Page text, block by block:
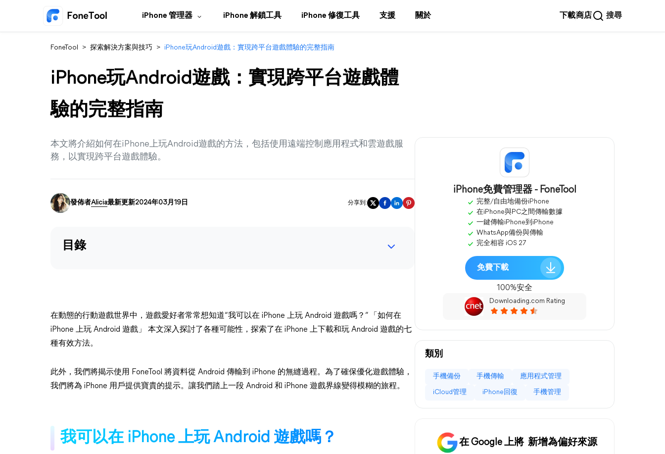
iPhone 管理器 iPhone 解鎖工具 iPhone 修復工具 支援 關於 下載商店 搜尋
FoneTool > 探索解決方案與技巧 > iPhone玩Android遊戲：實現跨平台遊戲體驗的完整指南
iPhone玩Android遊戲：實現跨平台遊戲體
驗的完整指南
本文將介紹如何在iPhone上玩Android遊戲的方法，包括使用遠端控制應用程式和雲遊戲服
務，以實現跨平台遊戲體驗。
發佈者Alicia最新更新2024年03月19日 分享到:
目錄
在動態的行動遊戲世界中，遊戲愛好者常常想知道“我可以在 iPhone 上玩 Android 遊戲嗎？” 「如何在
iPhone 上玩 Android 遊戲」 本文深入探討了各種可能性，探索了在 iPhone 上下載和玩 Android 遊戲的七
種有效方法。
此外，我們將揭示使用 FoneTool 將資料從 Android 傳輸到 iPhone 的無縫過程。為了確保優化遊戲體驗，
我們將為 iPhone 用戶提供寶貴的提示。讓我們踏上一段 Android 和 iPhone 遊戲界線變得模糊的旅程。
我可以在 iPhone 上玩 Android 遊戲嗎？
iPhone免費管理器 - FoneTool
完整/自由地備份iPhone
在iPhone與PC之間傳輸數據
一鍵傳輸iPhone到iPhone
WhatsApp備份與傳輸
完全相容 iOS 27
免費下載
100%安全
Downloading.com Rating
類別
手機備份 手機傳輸 應用程式管理
iCloud管理 iPhone回復 手機管理
在 Google 上將 新增為偏好來源